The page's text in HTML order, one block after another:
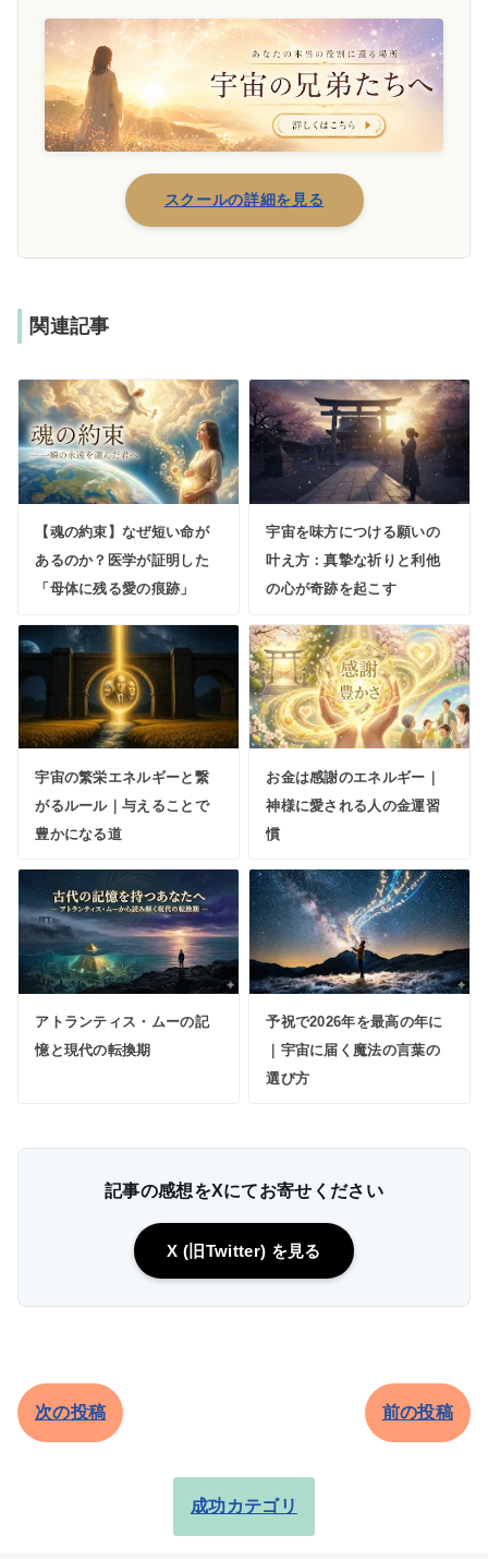
スクールの詳細を見る
関連記事
【魂の約束】なぜ短い命が
あるのか？医学が証明した
「母体に残る愛の痕跡」
宇宙を味方につける願いの
叶え方：真摯な祈りと利他
の心が奇跡を起こす
宇宙の繁栄エネルギーと繋
がるルール｜与えることで
豊かになる道
お金は感謝のエネルギー｜
神様に愛される人の金運習
慣
アトランティス・ムーの記
憶と現代の転換期
予祝で2026年を最高の年に
｜宇宙に届く魔法の言葉の
選び方
記事の感想をXにてお寄せください
X (旧Twitter) を見る
次の投稿 前の投稿
成功カテゴリ